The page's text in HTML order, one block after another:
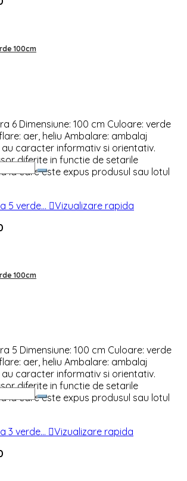
100cm
6 Dimensiune: 100 cm Culoare: verde
aer, heliu Ambalare: ambalaj
au caracter informativ si orientativ.
diferite in functie de setarile
la care este expus produsul sau lotul
Vizualizare rapida
100cm
5 Dimensiune: 100 cm Culoare: verde
aer, heliu Ambalare: ambalaj
au caracter informativ si orientativ.
diferite in functie de setarile
la care este expus produsul sau lotul
Vizualizare rapida